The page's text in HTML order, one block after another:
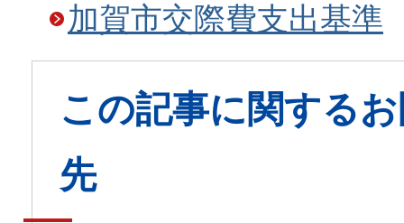
加賀市交際費支出基準
この記事に関する
先